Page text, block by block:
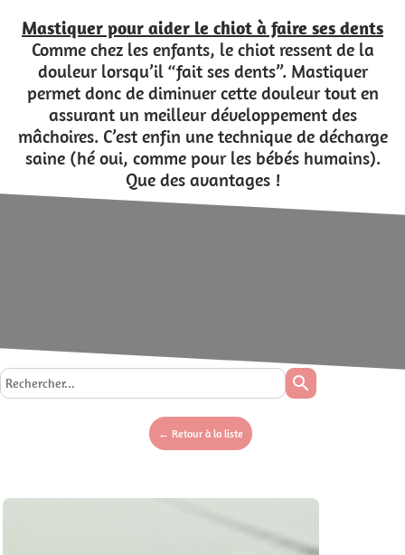
Mastiquer pour aider le chiot à faire ses dents
Comme chez les enfants, le chiot ressent de la
douleur lorsqu’il “fait ses dents”. Mastiquer
permet donc de diminuer cette douleur tout en
assurant un meilleur développement des
mâchoires. C’est enfin une technique de décharge
saine (hé oui, comme pour les bébés humains).
Que des avantages !
search
← Retour à la liste